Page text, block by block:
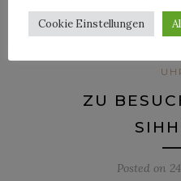
ZU
Posted on
Cookie Einstellungen